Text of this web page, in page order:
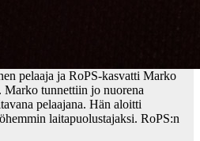
pelaaja ja RoPS-kasvatti Marko
tunnettiin jo nuorena
pelaajana. Hän aloitti
laitapuolustajaksi. RoPS:n